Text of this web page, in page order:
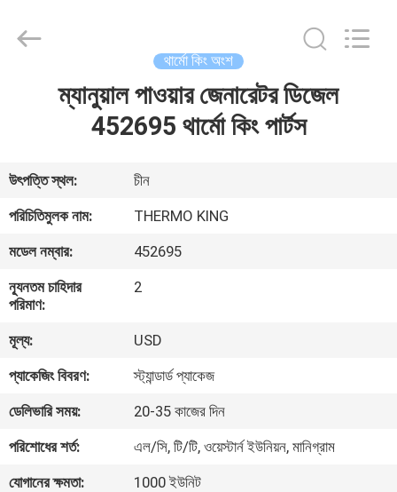
আমাদের
সম্বন্ধে
কারখানা
পরিদর্শন
গুণমান
নিয়ন্ত্রণ
আমাদের
INDUSTRY
থার্মো কিং অংশ
ম্যানুয়াল পাওয়ার জেনারেটর ডিজেল
452695 থার্মো কিং পার্টস
উৎপত্তি স্থল:
চীন
পরিচিতিমুলক নাম:
THERMO KING
মডেল নম্বার:
452695
ন্যূনতম চাহিদার
পরিমাণ:
2
মূল্য:
USD
প্যাকেজিং বিবরণ:
স্ট্যান্ডার্ড প্যাকেজ
ডেলিভারি সময়:
20-35 কাজের দিন
পরিশোধের শর্ত:
এল/সি, টি/টি, ওয়েস্টার্ন ইউনিয়ন, মানিগ্রাম
যোগানের ক্ষমতা:
1000 ইউনিট